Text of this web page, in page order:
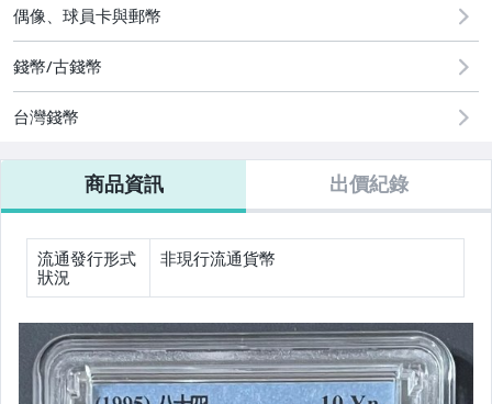
古董、藝術與礦石
居家、家具與園藝
偶像、球員卡與郵幣
女包精品與女鞋
運動、戶外與休閒
偶像、球員卡與郵幣
錢幣/古錢幣
台灣錢幣
商品資訊 出價紀錄
流通發行形式
狀況
非現行流通貨幣